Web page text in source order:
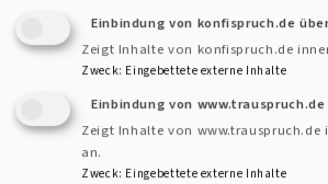
Vor 500 Jahren setzte sich Martin
Christen ihr Leben wieder stärker am
Christus ausrichteten. Es entstand die
Die Kinder und Jugendlichen wurden
unterrichtet. Am Ende des Unterrichts
Einbindung von konfispruch.de
Zeigt Inhalte von konfispruch.de
Zweck: Eingebettete externe Inhalte
Einbindung von
Zeigt Inhalte von www.trauspruch.de
an.
Zweck: Eingebettete externe Inhalte